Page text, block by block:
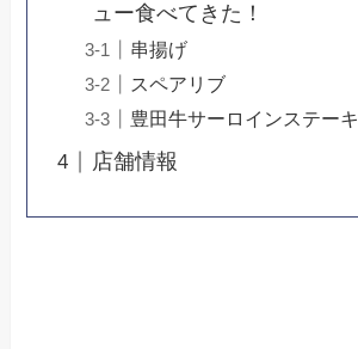
ュー食べてきた！
串揚げ
スペアリブ
豊田牛サーロインステーキ
店舗情報